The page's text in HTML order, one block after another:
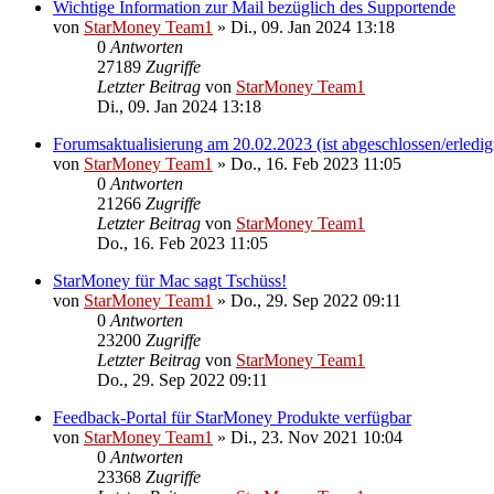
Wichtige Information zur Mail bezüglich des Supportende
von StarMoney Team1 » Di., 09. Jan 2024 13:18
0 Antworten
27189 Zugriffe
Letzter Beitrag von StarMoney Team1
Di., 09. Jan 2024 13:18
Forumsaktualisierung am 20.02.2023 (ist abgeschlossen/
von StarMoney Team1 » Do., 16. Feb 2023 11:05
0 Antworten
21266 Zugriffe
Letzter Beitrag von StarMoney Team1
Do., 16. Feb 2023 11:05
StarMoney für Mac sagt Tschüss!
von StarMoney Team1 » Do., 29. Sep 2022 09:11
0 Antworten
23200 Zugriffe
Letzter Beitrag von StarMoney Team1
Do., 29. Sep 2022 09:11
Feedback-Portal für StarMoney Produkte verfügbar
von StarMoney Team1 » Di., 23. Nov 2021 10:04
0 Antworten
23368 Zugriffe